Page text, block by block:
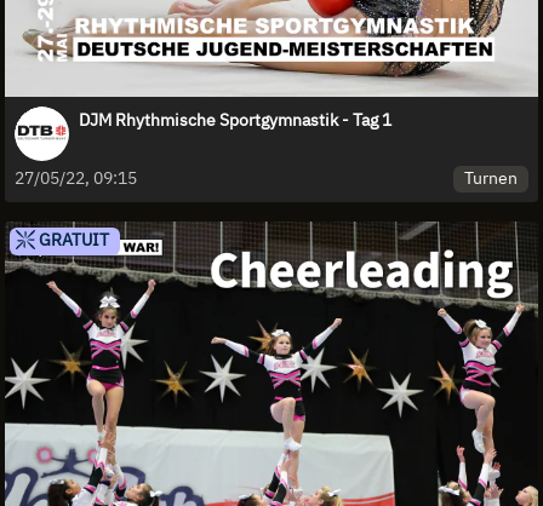
DJM Rhythmische Sportgymnastik - Tag 1
27/05/22, 09:15 Turnen
GRATUIT